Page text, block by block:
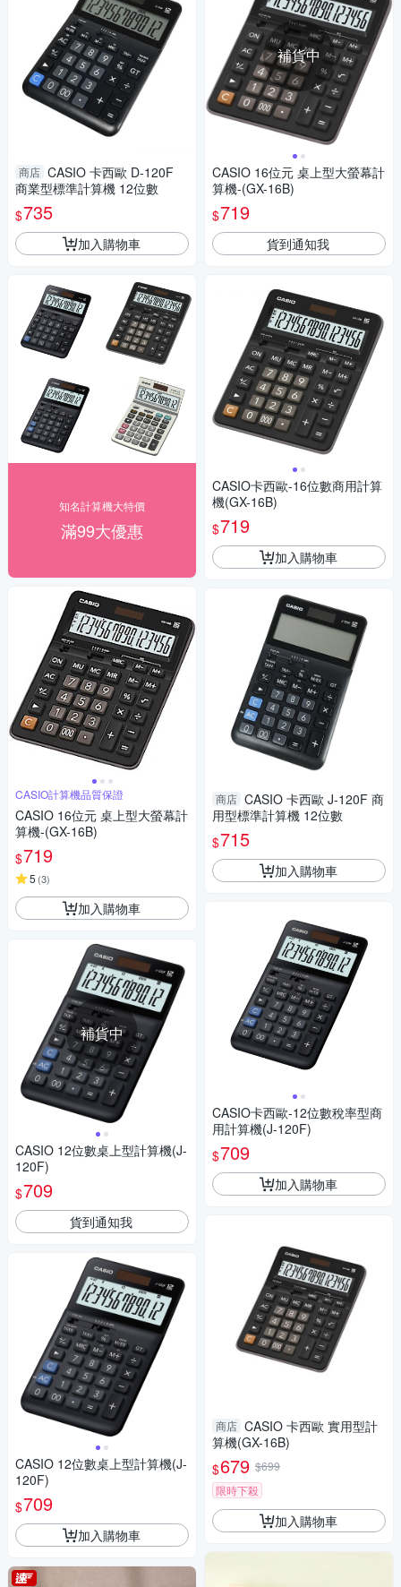
商店 CASIO 卡西歐 D-120F
商業型標準計算機 12位數
$735
加入購物車
知名計算機大特價
滿99大優惠
CASIO計算機品質保證
CASIO 16位元 桌上型大螢幕計
算機-(GX-16B)
$719
5 (3)
加入購物車
補貨中
CASIO 12位數桌上型計算機(J-
120F)
$709
貨到通知我
CASIO 12位數桌上型計算機(J-
120F)
$709
加入購物車
補貨中
CASIO 16位元 桌上型大螢幕計
算機-(GX-16B)
$719
貨到通知我
CASIO卡西歐-16位數商用計算
機(GX-16B)
$719
加入購物車
商店 CASIO 卡西歐 J-120F 商
用型標準計算機 12位數
$715
加入購物車
CASIO卡西歐-12位數稅率型商
用計算機(J-120F)
$709
加入購物車
商店 CASIO 卡西歐 實用型計
算機(GX-16B)
$679 $699
限時下殺
加入購物車